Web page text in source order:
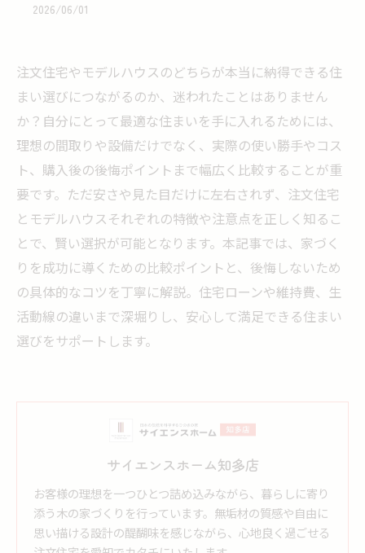
2026/06/01
注文住宅やモデルハウスのどちらが本当に納得できる住
まい選びにつながるのか、迷われたことはありません
か？自分にとって最適な住まいを手に入れるためには、
理想の間取りや設備だけでなく、実際の使い勝手やコス
ト、購入後の後悔ポイントまで幅広く比較することが重
要です。ただ安さや見た目だけに左右されず、注文住宅
とモデルハウスそれぞれの特徴や注意点を正しく知るこ
とで、賢い選択が可能となります。本記事では、家づく
りを成功に導くための比較ポイントと、後悔しないため
の具体的なコツを丁寧に解説。住宅ローンや維持費、生
活動線の違いまで深堀りし、安心して満足できる住まい
選びをサポートします。
サイエンスホーム知多店
お客様の理想を一つひとつ詰め込みながら、暮らしに寄り
添う木の家づくりを行っています。無垢材の質感や自由に
思い描ける設計の醍醐味を感じながら、心地良く過ごせる